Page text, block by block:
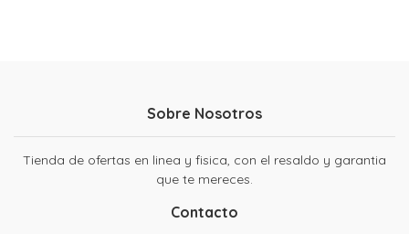
Sobre Nosotros
Tienda de ofertas en linea y fisica, con el resaldo y garantia
que te mereces.
Contacto